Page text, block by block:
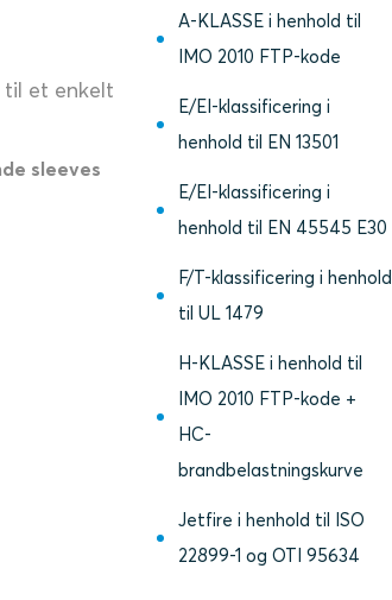
et enkelt
sleeves
A-KLASSE i henhold til
IMO 2010 FTP-kode
E/EI-klassificering i
henhold til EN 13501
E/EI-klassificering i
henhold til EN 45545 E30
F/T-klassificering i henhold
til UL 1479
H-KLASSE i henhold til
IMO 2010 FTP-kode +
HC-
brandbelastningskurve
Jetfire i henhold til ISO
22899-1 og OTI 95634